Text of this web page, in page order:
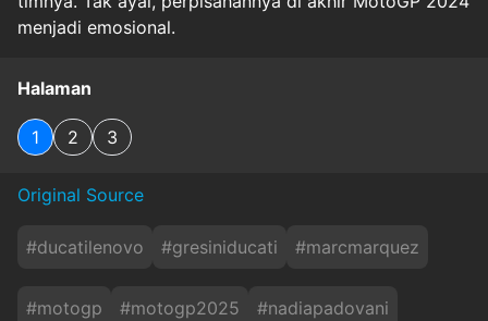
menjadi emosional.
Halaman
1 2 3
Original Source
#ducatilenovo #gresiniducati #marcmarquez
#motogp #motogp2025 #nadiapadovani